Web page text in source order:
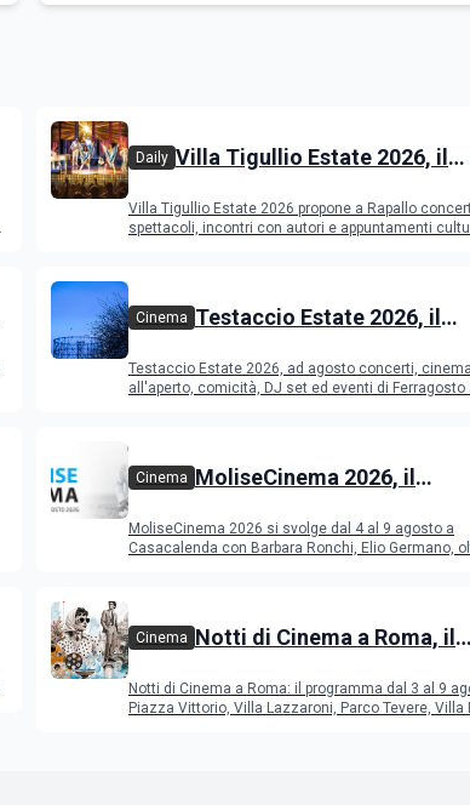
Daily Villa Tigullio Estate 2026, il
Villa Tigullio Estate 2026 propone a Rapallo
spettacoli, incontri con autori e appuntamenti
Cinema Testaccio Estate 2026, il
Ferragosto
Testaccio Estate 2026, ad agosto concerti, cinema
all'aperto, comicità, DJ set ed eventi di Ferragosto
Cinema MoliseCinema 2026, il
MoliseCinema 2026 si svolge dal 4 al 9 agosto a
Casacalenda con Barbara Ronchi, Elio Germano,
Cinema Notti di Cinema a Roma, il
Notti di Cinema a Roma: il programma dal 3 al 9
Piazza Vittorio, Villa Lazzaroni, Parco Tevere, Villa